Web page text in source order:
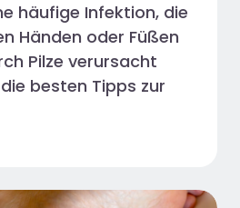
häufige Infektion, die
Händen oder Füßen
Pilze verursacht
besten Tipps zur